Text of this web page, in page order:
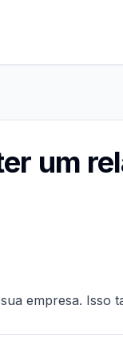
um
empresa. Isso